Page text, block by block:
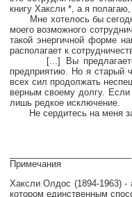
книгу Хаксли *, а я
Мне хотелось бы сегодня
моего возможного
такой энергичной форме
располагает к
[...] Вы предлагаете
предприятию. Но я старый
всех сил продолжать
верным своему долгу.
лишь редкое исключение.
Не сердитесь на меня за
Примечания
Хаксли Олдос (1894-1963) -
котором единственным